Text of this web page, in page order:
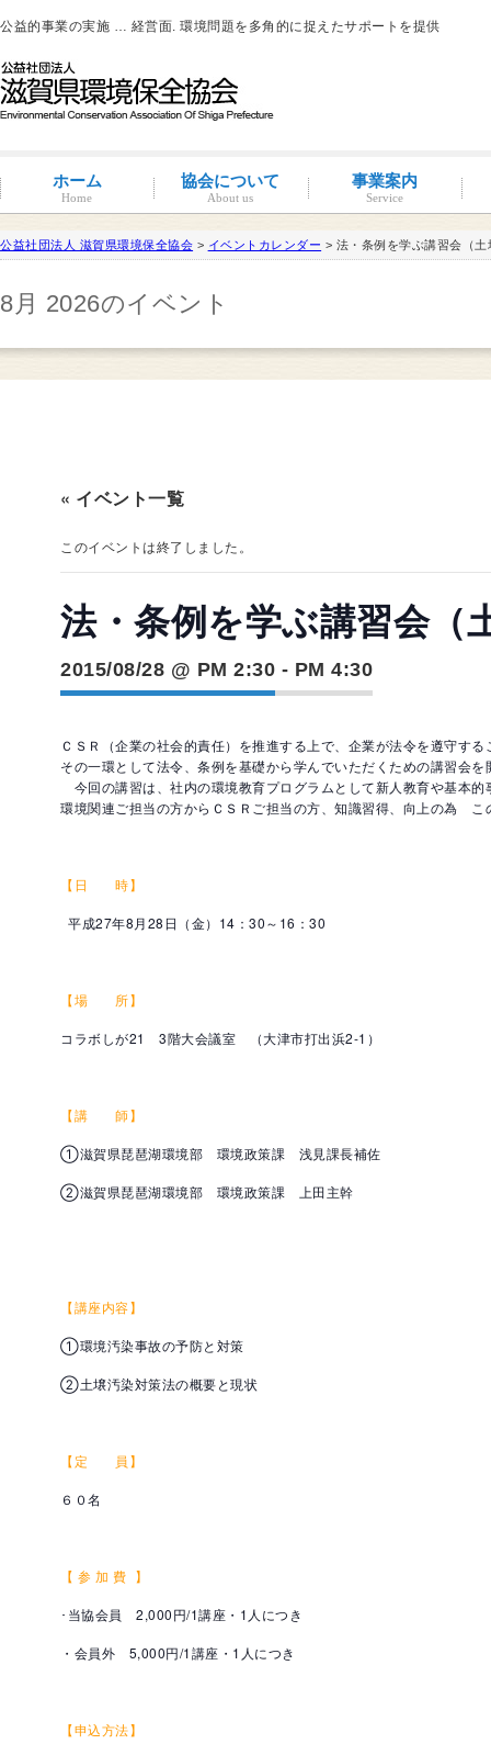
公益的事業の実施 … 経営面. 環境問題を多角的に捉えたサポートを提供
ホーム
Home
協会について
About us
概要と沿革
組織図・役員紹介
情報公開
コンプライアンス
事業案内
Service
コンプライアンス支援
地域連携事業
環境負荷低減活動支援
環境経営の支援
事業サポート
水処理分科会
派遣事業
水質
大気
土壌汚染
産業廃棄物
騒音・振動・悪臭防止
省エネルギー
ISO14001
その他
滋賀県条例関係
有機物分解装置
自動手洗い乾燥装置
新クリラック処理
会員一覧
入会案内
会員の特典
公益社団法人 滋賀県環境保全協会 > イベントカレンダー > 法・条例を学ぶ講習会（土
8月 2026のイベント
« イベント一覧
このイベントは終了しました。
法・条例を学ぶ講習会（
2015/08/28 @ PM 2:30 - PM 4:30
ＣＳＲ（企業の社会的責任）を推進する上で、企業が法令を遵守す
その一環として法令、条例を基礎から学んでいただくための講習会を
今回の講習は、社内の環境教育プログラムとして新人教育や基本
環境関連ご担当の方からＣＳＲご担当の方、知識習得、向上の為 こ
【日 時】
平成27年8月28日（金）14：30～16：30
【場 所】
コラボしが21 3階大会議室 （大津市打出浜2-1）
【講 師】
①滋賀県琵琶湖環境部 環境政策課 浅見課長補佐
②滋賀県琵琶湖環境部 環境政策課 上田主幹
【講座内容】
①環境汚染事故の予防と対策
②土壌汚染対策法の概要と現状
【定 員】
６０名
【 参 加 費 】
･当協会員 2,000円/1講座・1人につき
・会員外 5,000円/1講座・1人につき
【申込方法】